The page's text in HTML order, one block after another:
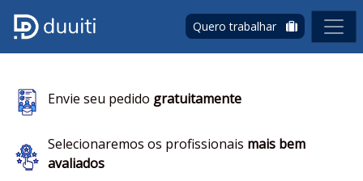
Quero trabalhar
Envie seu pedido gratuitamente
Selecionaremos os profissionais mais bem
avaliados